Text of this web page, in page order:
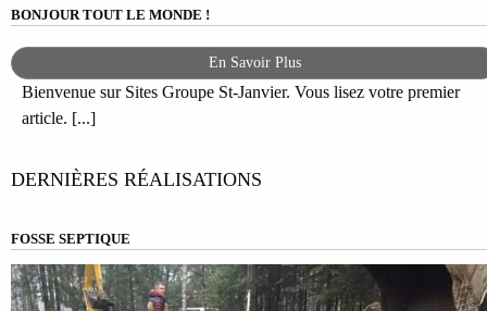
BONJOUR TOUT LE MONDE !
En Savoir Plus
Bienvenue sur Sites Groupe St-Janvier. Vous lisez votre premier
article. [...]
DERNIÈRES RÉALISATIONS
FOSSE SEPTIQUE